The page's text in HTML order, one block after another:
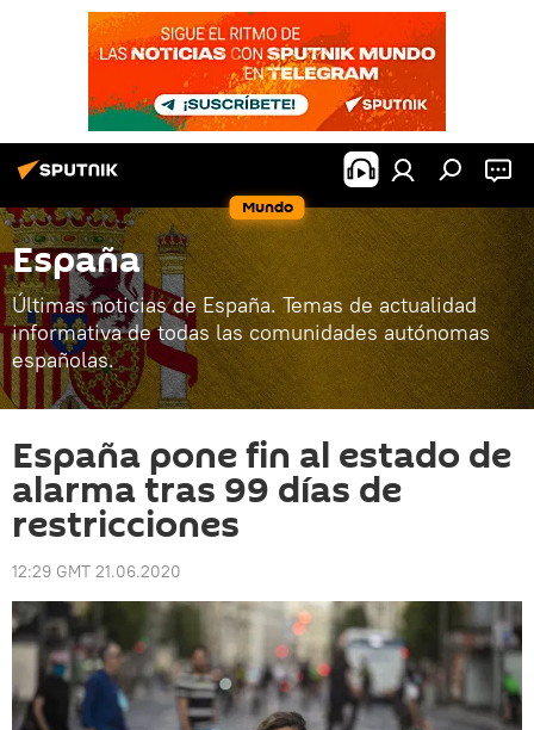
Mundo
España
Últimas noticias de España. Temas de actualidad
informativa de todas las comunidades autónomas
españolas.
España pone fin al estado de
alarma tras 99 días de
restricciones
12:29 GMT 21.06.2020